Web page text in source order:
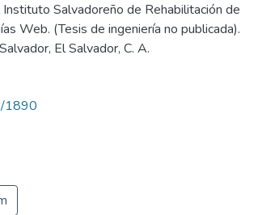
Salvadoreño de Rehabilitación de
Web. (Tesis de ingeniería no publicada).
El Salvador, C. A.
1890